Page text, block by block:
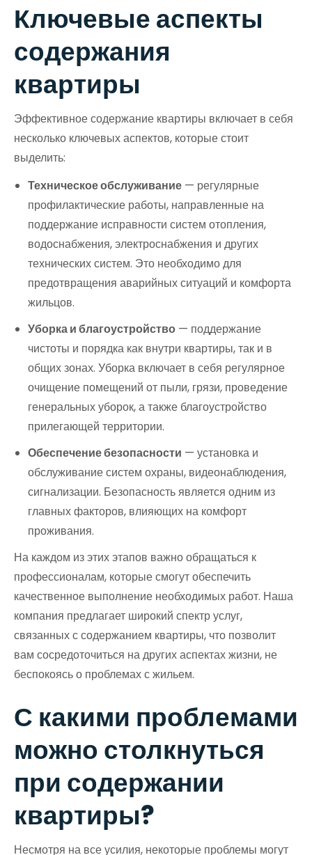
Ключевые аспекты
содержания
квартиры
Эффективное содержание квартиры включает в себя
несколько ключевых аспектов, которые стоит
выделить:
Техническое обслуживание — регулярные
профилактические работы, направленные на
поддержание исправности систем отопления,
водоснабжения, электроснабжения и других
технических систем. Это необходимо для
предотвращения аварийных ситуаций и комфорта
жильцов.
Уборка и благоустройство — поддержание
чистоты и порядка как внутри квартиры, так и в
общих зонах. Уборка включает в себя регулярное
очищение помещений от пыли, грязи, проведение
генеральных уборок, а также благоустройство
прилегающей территории.
Обеспечение безопасности — установка и
обслуживание систем охраны, видеонаблюдения,
сигнализации. Безопасность является одним из
главных факторов, влияющих на комфорт
проживания.
На каждом из этих этапов важно обращаться к
профессионалам, которые смогут обеспечить
качественное выполнение необходимых работ. Наша
компания предлагает широкий спектр услуг,
связанных с содержанием квартиры, что позволит
вам сосредоточиться на других аспектах жизни, не
беспокоясь о проблемах с жильем.
С какими проблемами
можно столкнуться
при содержании
квартиры?
Несмотря на все усилия, некоторые проблемы могут